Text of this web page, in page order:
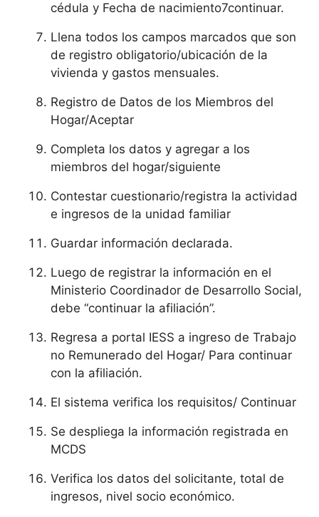
cédula y Fecha de nacimiento7continuar.
Llena todos los campos marcados que son
de registro obligatorio/ubicación de la
vivienda y gastos mensuales.
Registro de Datos de los Miembros del
Hogar/Aceptar
Completa los datos y agregar a los
miembros del hogar/siguiente
Contestar cuestionario/registra la actividad
e ingresos de la unidad familiar
Guardar información declarada.
Luego de registrar la información en el
Ministerio Coordinador de Desarrollo Social,
debe “continuar la afiliación”.
Regresa a portal IESS a ingreso de Trabajo
no Remunerado del Hogar/ Para continuar
con la afiliación.
El sistema verifica los requisitos/ Continuar
Se despliega la información registrada en
MCDS
Verifica los datos del solicitante, total de
ingresos, nivel socio económico.